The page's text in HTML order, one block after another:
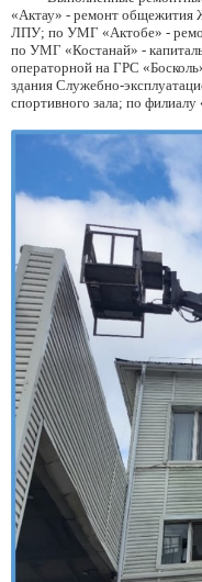
«Актау» - ремонт общежития
ЛПУ; по УМГ «Актобе» -
по УМГ «Костанай» -
операторной на ГРС
здания Служебно-
спортивного зала; по